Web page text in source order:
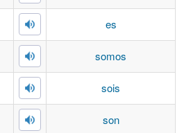
es
somos
sois
son